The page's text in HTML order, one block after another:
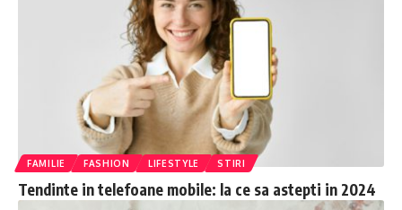
FAMILIE FASHION LIFESTYLE STIRI
Tendinte in telefoane mobile: la ce sa astepti in 2024